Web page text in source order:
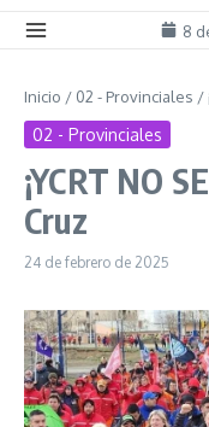
8
Inicio / 02 - Provinciales /
02 - Provinciales
¡YCRT NO
Cruz
24 de febrero de 2025